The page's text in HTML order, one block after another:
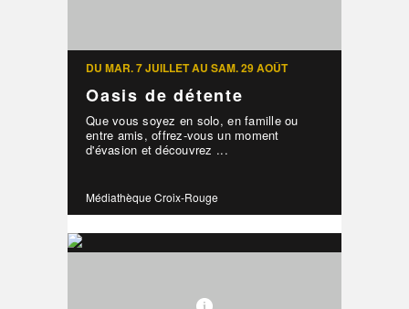
DU MAR. 7 JUILLET AU SAM. 29 AOÛT
Oasis de détente
Que vous soyez en solo, en famille ou
entre amis, offrez-vous un moment
d'évasion et découvrez ...
Médiathèque Croix-Rouge